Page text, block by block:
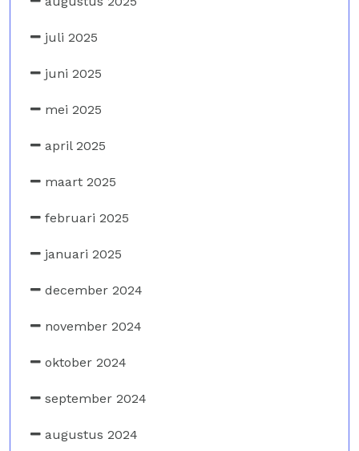
juli 2025
juni 2025
mei 2025
april 2025
maart 2025
februari 2025
januari 2025
december 2024
november 2024
oktober 2024
september 2024
augustus 2024